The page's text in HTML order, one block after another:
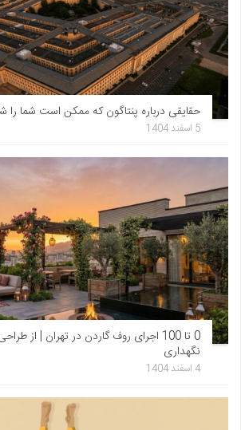
حقایقی درباره پنتاگون که ممکن است شما را
5 اسفند 1404
0 تا 100 اجرای روف گاردن در تهران | از
نگهداری
4 اسفند 1404